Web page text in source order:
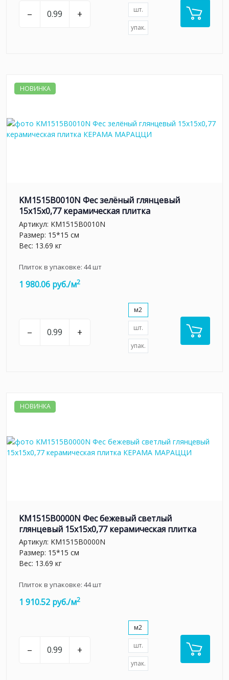
– + шт.
упак.
НОВИНКА
KM1515B0010N Фес зелёный глянцевый
15x15x0,77 керамическая плитка
Артикул: KM1515B0010N
Размер: 15*15 см
Вес: 13.69 кг
Плиток в упаковке: 44шт
1 980.06 руб./м2
– +
м2
шт.
упак.
НОВИНКА
KM1515B0000N Фес бежевый светлый
глянцевый 15x15x0,77 керамическая плитка
Артикул: KM1515B0000N
Размер: 15*15 см
Вес: 13.69 кг
Плиток в упаковке: 44шт
1 910.52 руб./м2
– +
м2
шт.
упак.